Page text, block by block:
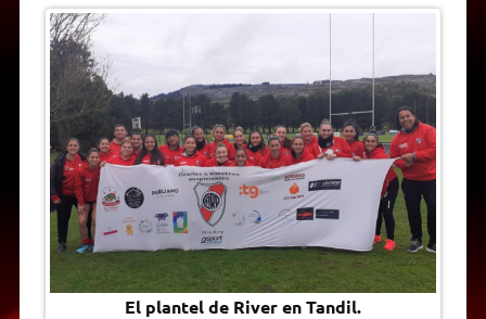
El plantel de River en Tandil.